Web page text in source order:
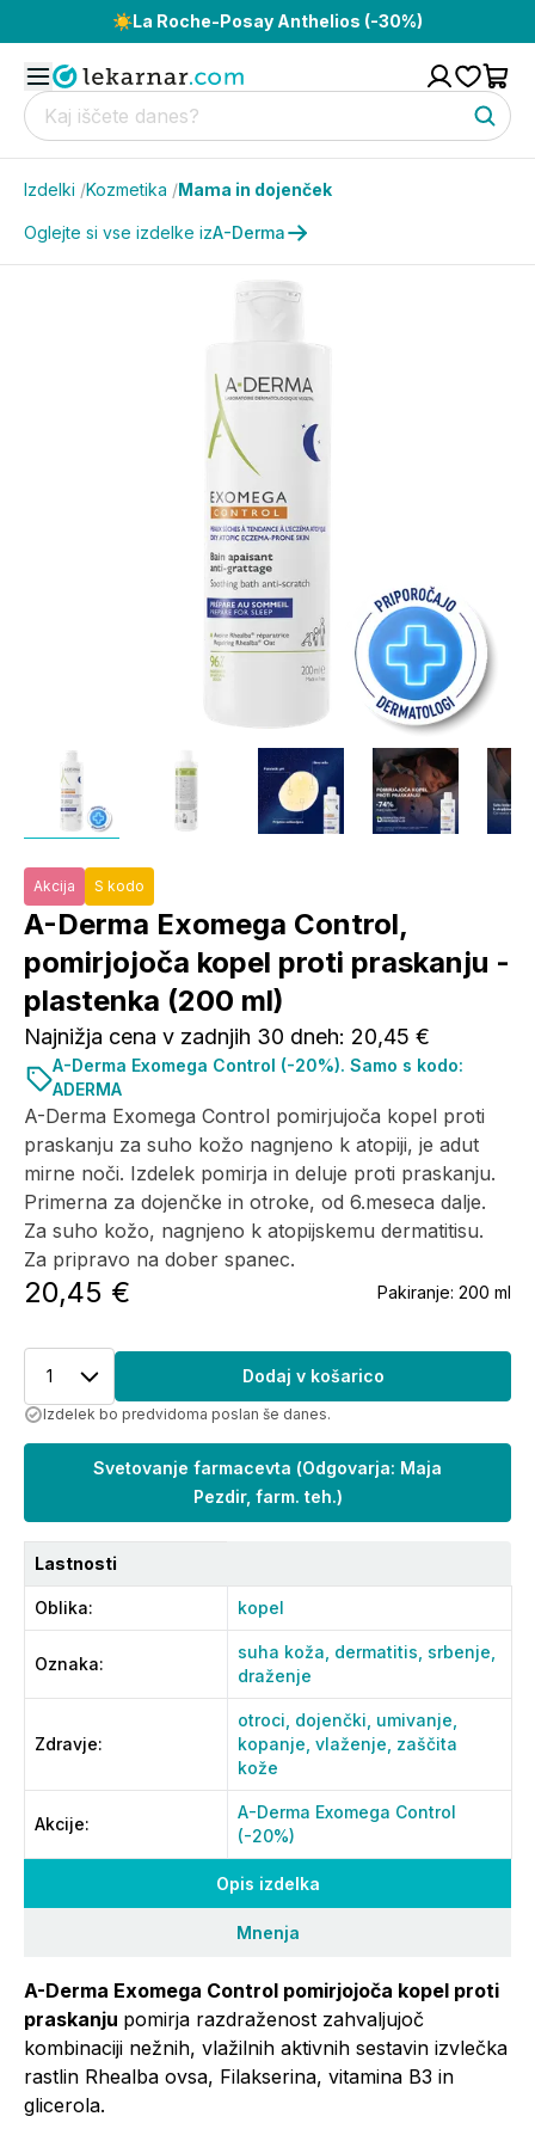
☀️La Roche-Posay Anthelios (-30%)
Izdelki /Kozmetika /Mama in dojenček
Oglejte si vse izdelke izA-Derma
Opis izdelka
Mnenja
A-Derma Exomega Control pomirjojoča kopel proti
praskanju pomirja razdraženost zahvaljujoč
kombinaciji nežnih, vlažilnih aktivnih sestavin izvlečka
rastlin Rhealba ovsa, Filakserina, vitamina B3 in
glicerola.
Akcija S kodo
A-Derma Exomega Control,
pomirjojoča kopel proti praskanju -
plastenka (200 ml)
Najnižja cena v zadnjih 30 dneh: 20,45 €
A-Derma Exomega Control pomirjujoča kopel proti
praskanju za suho kožo nagnjeno k atopiji, je adut
mirne noči. Izdelek pomirja in deluje proti praskanju.
Primerna za dojenčke in otroke, od 6.meseca dalje.
Za suho kožo, nagnjeno k atopijskemu dermatitisu.
Za pripravo na dober spanec.
20,45 € Pakiranje: 200 ml
A-Derma Exomega Control (-20%). Samo s kodo:
ADERMA
1 Dodaj v košarico
Izdelek bo predvidoma poslan še danes.
Svetovanje farmacevta (Odgovarja: Maja
Pezdir, farm. teh.)
Lastnosti
Oblika: kopel
Oznaka:
suha koža, dermatitis, srbenje,
draženje
Zdravje:
otroci, dojenčki, umivanje,
kopanje, vlaženje, zaščita
kože
Akcije:
A-Derma Exomega Control
(-20%)